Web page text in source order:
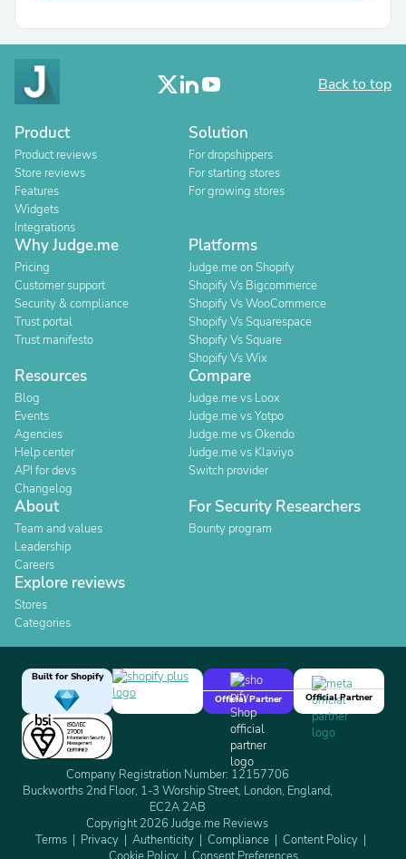
Back to top
Product
Product reviews
Store reviews
Features
Widgets
Integrations
Solution
For dropshippers
For starting stores
For growing stores
Why Judge.me
Pricing
Customer support
Security & compliance
Trust portal
Trust manifesto
Platforms
Judge.me on Shopify
Shopify Vs Bigcommerce
Shopify Vs WooCommerce
Shopify Vs Squarespace
Shopify Vs Square
Shopify Vs Wix
Resources
Blog
Events
Agencies
Help center
API for devs
Changelog
Compare
Judge.me vs Loox
Judge.me vs Yotpo
Judge.me vs Okendo
Judge.me vs Klaviyo
Switch provider
About
Team and values
Leadership
Careers
For Security Researchers
Bounty program
Explore reviews
Stores
Categories
Built for Shopify
Official Partner
Official Partner
Company Registration Number: 12157706
Buckworths 2nd Floor, 1-3 Worship Street, London, England,
EC2A 2AB
Copyright 2026 Judge.me Reviews
Terms
Privacy Authenticity Compliance
Content Policy